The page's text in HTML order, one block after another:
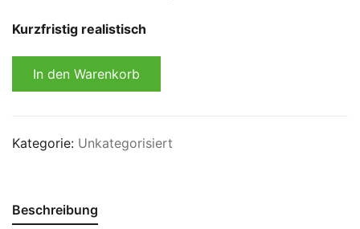
Kurzfristig realistisch
In den Warenkorb
Kategorie: Unkategorisiert
Beschreibung